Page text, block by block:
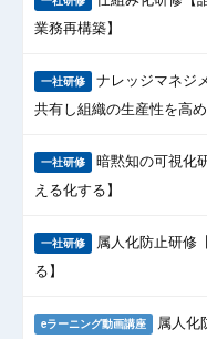
業務再構築】
一社研修 ナレッジマネジ
共有し組織の生産性を高め
一社研修 暗黙知の可視化
える化する】
一社研修 属人化防止研修
る】
eラーニング動画講座 属人化